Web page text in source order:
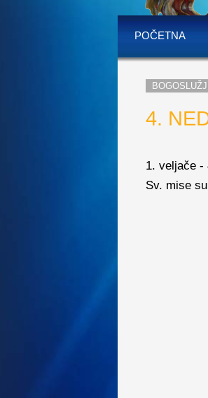
POČETNA
4.
1. veljače -
Sv. mise